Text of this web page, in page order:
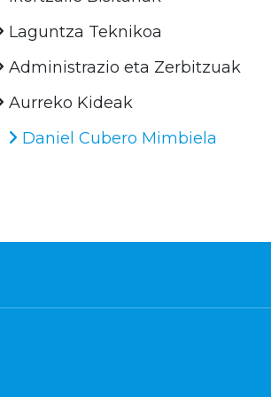
Laguntza Teknikoa
Administrazio eta Zerbitzuak
Aurreko Kideak
Daniel Cubero Mimbiela